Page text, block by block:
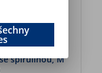
spirulinou, M